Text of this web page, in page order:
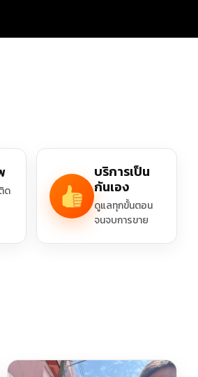
ด
บริการเป็น
กันเอง
ดูแลทุกขั้นตอน
จนจบการขาย